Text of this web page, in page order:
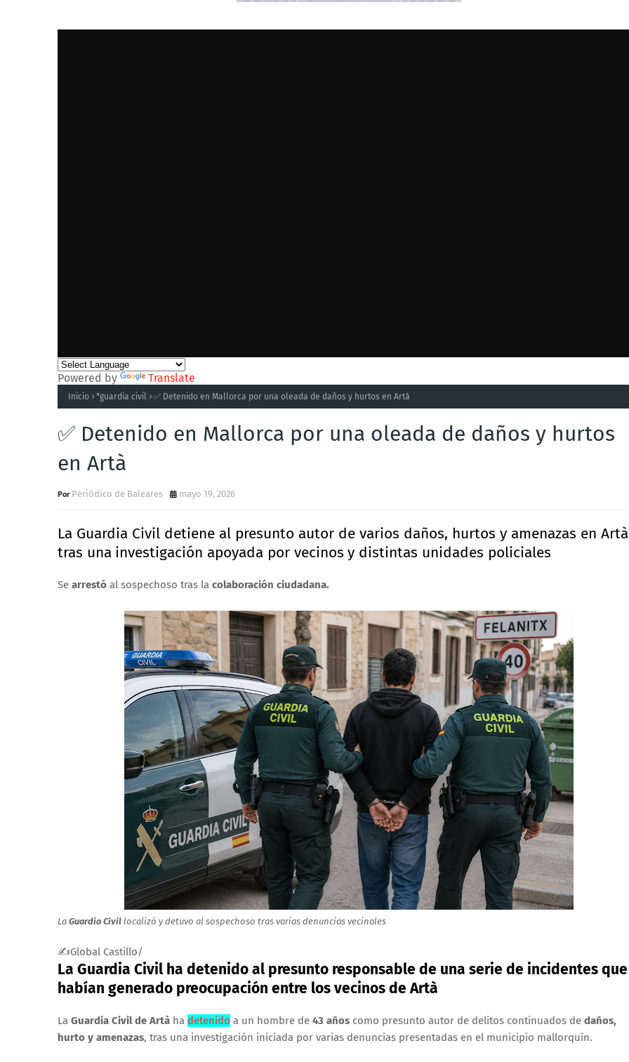
Powered by Translate
Inicio *guardia civil ✅ Detenido en Mallorca por una oleada de daños y hurtos en Artà
✅ Detenido en Mallorca por una oleada de daños y hurtos
en Artà
Periódico de Baleares mayo 19, 2026
La Guardia Civil detiene al presunto autor de varios daños, hurtos y amenazas en Artà
tras una investigación apoyada por vecinos y distintas unidades policiales
Se arrestó al sospechoso tras la colaboración ciudadana.
La Guardia Civil localizó y detuvo al sospechoso tras varias denuncias vecinales
✍Global Castillo/
La Guardia Civil ha detenido al presunto responsable de una serie de incidentes que
habían generado preocupación entre los vecinos de Artà
La Guardia Civil de Artà ha detenido a un hombre de 43 años como presunto autor de delitos continuados de daños,
hurto y amenazas, tras una investigación iniciada por varias denuncias presentadas en el municipio mallorquín.